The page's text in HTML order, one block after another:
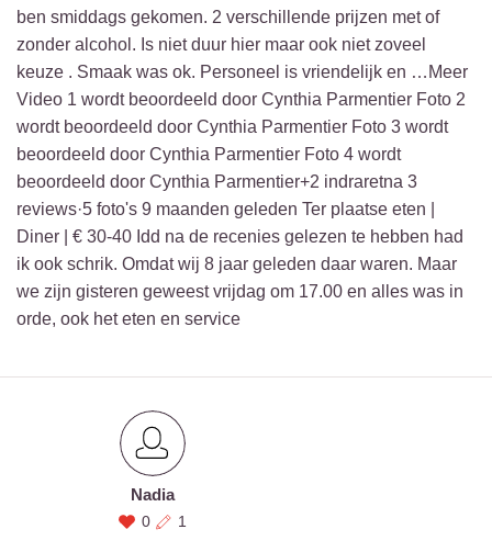
ben smiddags gekomen. 2 verschillende prijzen met of
zonder alcohol. Is niet duur hier maar ook niet zoveel
keuze . Smaak was ok. Personeel is vriendelijk en …Meer
Video 1 wordt beoordeeld door Cynthia Parmentier Foto 2
wordt beoordeeld door Cynthia Parmentier Foto 3 wordt
beoordeeld door Cynthia Parmentier Foto 4 wordt
beoordeeld door Cynthia Parmentier+2 indraretna 3
reviews·5 foto's 9 maanden geleden Ter plaatse eten |
Diner | € 30-40 Idd na de recenies gelezen te hebben had
ik ook schrik. Omdat wij 8 jaar geleden daar waren. Maar
we zijn gisteren geweest vrijdag om 17.00 en alles was in
orde, ook het eten en service
Nadia
0 1